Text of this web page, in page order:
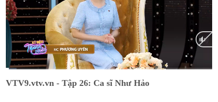
VTV9.vtv.vn - Tập 26: Ca sĩ Như Hảo